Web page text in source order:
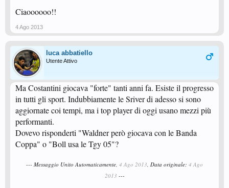
Ciaoooooo!!
4 Ago 2013
luca abbatiello
Utente Attivo
Ma Costantini giocava "forte" tanti anni fa. Esiste il progresso
in tutti gli sport. Indubbiamente le Sriver di adesso si sono
aggiornate coi tempi, ma i top player di oggi usano mezzi più
performanti.
Dovevo risponderti "Waldner però giocava con le Banda
Coppa" o "Boll usa le Tgy 05"?
--- Messaggio Unito Automaticamente, 4 Ago 2013, Data originale: 4 Ago
2013 ---